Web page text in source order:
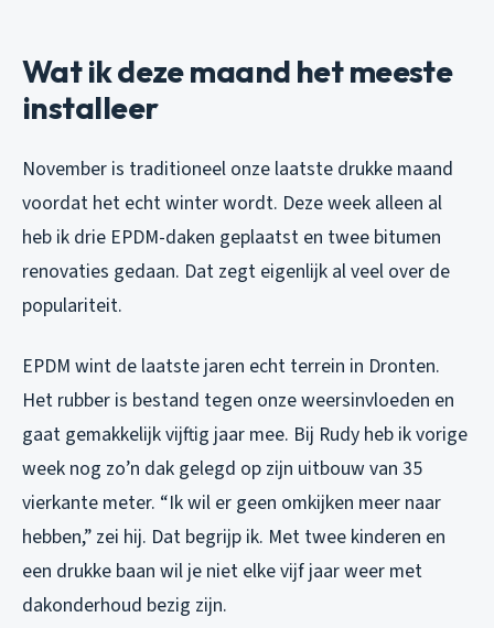
Wat ik deze maand het meeste
installeer
November is traditioneel onze laatste drukke maand
voordat het echt winter wordt. Deze week alleen al
heb ik drie EPDM-daken geplaatst en twee bitumen
renovaties gedaan. Dat zegt eigenlijk al veel over de
populariteit.
EPDM wint de laatste jaren echt terrein in Dronten.
Het rubber is bestand tegen onze weersinvloeden en
gaat gemakkelijk vijftig jaar mee. Bij Rudy heb ik vorige
week nog zo’n dak gelegd op zijn uitbouw van 35
vierkante meter. “Ik wil er geen omkijken meer naar
hebben,” zei hij. Dat begrijp ik. Met twee kinderen en
een drukke baan wil je niet elke vijf jaar weer met
dakonderhoud bezig zijn.